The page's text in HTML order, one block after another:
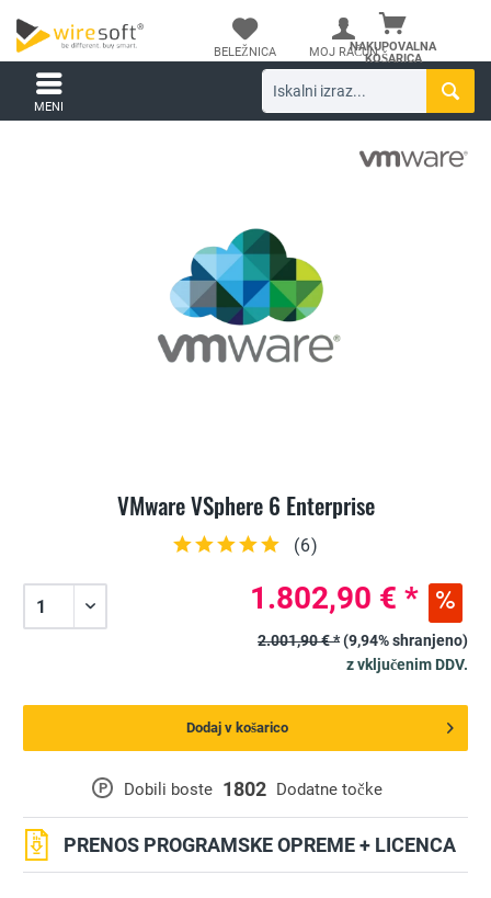
NAKUPOVALNA
KOŠARICA
BELEŽNICA MOJ RAČUN
MENI
VMware VSphere 6 Enterprise
(6)
P Dobili boste 1802 Dodatne točke
PRENOS PROGRAMSKE OPREME + LICENCA
1.802,90 € *
2.001,90 € *(9,94% shranjeno)
z vključenim DDV.
Dodaj v košarico